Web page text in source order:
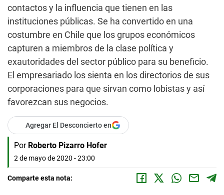
contactos y la influencia que tienen en las
instituciones públicas. Se ha convertido en una
costumbre en Chile que los grupos económicos
capturen a miembros de la clase política y
exautoridades del sector público para su beneficio.
El empresariado los sienta en los directorios de sus
corporaciones para que sirvan como lobistas y así
favorezcan sus negocios.
Agregar El Desconcierto en
Por Roberto Pizarro Hofer
2 de mayo de 2020 - 23:00
Comparte esta nota: